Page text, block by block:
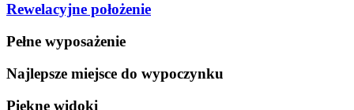
Rewelacyjne położenie
Pełne wyposażenie
Najlepsze miejsce do wypoczynku
Piękne widoki